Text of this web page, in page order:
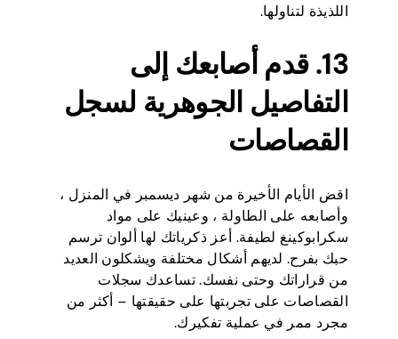
اللذيذة لتناولها.
13. قدم أصابعك إلى
التفاصيل الجوهرية لسجل
القصاصات
اقض الأيام الأخيرة من شهر ديسمبر في المنزل ،
وأصابعه على الطاولة ، وعينيك على مواد
سكرابوكينغ لطيفة. أعز ذكرياتك لها ألوان ترسم
حبك بفرح. لديهم أشكال مختلفة ويشكلون العديد
من قراراتك وحتى نفسك. تساعدك سجلات
القصاصات على تجربتها على حقيقتها – أكثر من
مجرد ممر في عملية تفكيرك.